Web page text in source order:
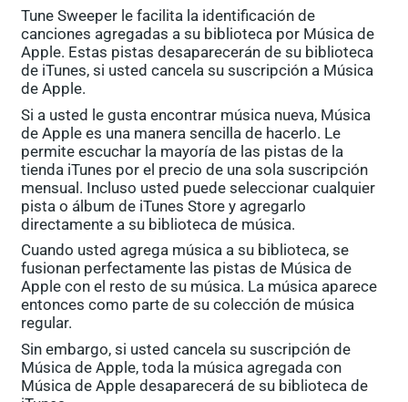
Tune Sweeper le facilita la identificación de
canciones agregadas a su biblioteca por Música de
Apple. Estas pistas desaparecerán de su biblioteca
de iTunes, si usted cancela su suscripción a Música
de Apple.
Si a usted le gusta encontrar música nueva, Música
de Apple es una manera sencilla de hacerlo. Le
permite escuchar la mayoría de las pistas de la
tienda iTunes por el precio de una sola suscripción
mensual. Incluso usted puede seleccionar cualquier
pista o álbum de iTunes Store y agregarlo
directamente a su biblioteca de música.
Cuando usted agrega música a su biblioteca, se
fusionan perfectamente las pistas de Música de
Apple con el resto de su música. La música aparece
entonces como parte de su colección de música
regular.
Sin embargo, si usted cancela su suscripción de
Música de Apple, toda la música agregada con
Música de Apple desaparecerá de su biblioteca de